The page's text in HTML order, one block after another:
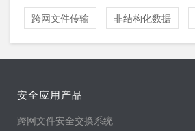
跨网文件传输 非结构化数据
安全应用产品
跨网文件安全交换系统